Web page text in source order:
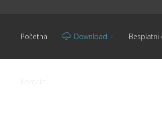
Početna Download Besplatni